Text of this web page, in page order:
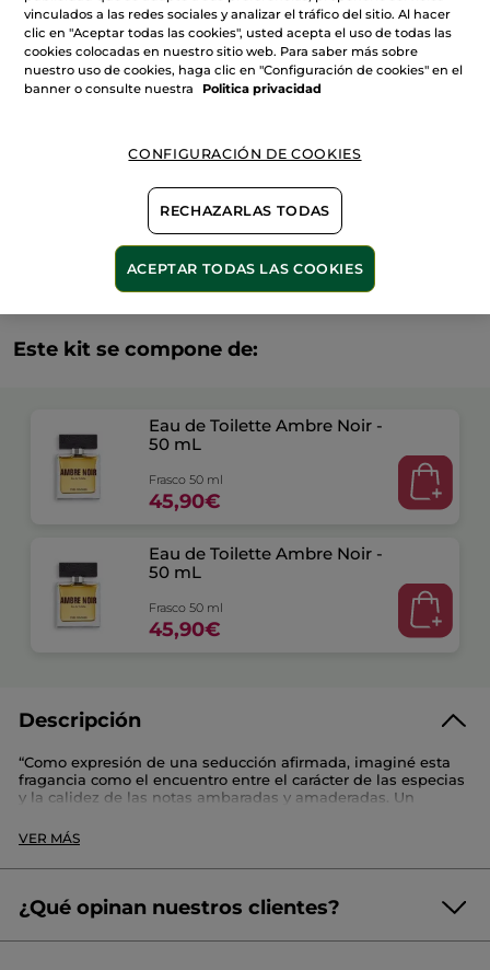
Noir
-
Eau
de
50
ml
AÑADIR A MI CESTA
Las promociones o ventajas Yves Rocher son
calculadas en comparación con los Precios tarifa
recomendados (P.T.R.)
VER P.T.R 2026
Este kit se compone de:
Eau de Toilette Ambre Noir -
50 mL
Frasco 50 ml
45,90€
Eau de Toilette Ambre Noir -
50 mL
Frasco 50 ml
45,90€
Descripción
“Como expresión de una seducción afirmada, imaginé esta
fragancia como el encuentro entre el carácter de las especias
y la calidez de las notas ambaradas y amaderadas. Un
las notas redondas y ambaradas del absoluto de haba tonka
tostada. Poco a poco, la esencia amaderada del pachulí revela
toda su riqueza olfativa. La fragancia se vuelve a la vez
perfumista
Referencia: SG283
VER MÁS
¿Qué opinan nuestros clientes?
vinculados a las redes sociales y analizar el tráfico del sitio. Al hacer
clic en "Aceptar todas las cookies", usted acepta el uso de todas las
cookies colocadas en nuestro sitio web. Para saber más sobre
nuestro uso de cookies, haga clic en "Configuración de cookies" en el
banner o consulte nuestra
Politica privacidad
CONFIGURACIÓN DE COOKIES
RECHAZARLAS TODAS
ACEPTAR TODAS LAS COOKIES